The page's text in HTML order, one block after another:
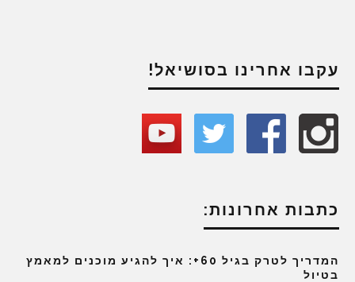
עקבו אחרינו בסושיאל!
כתבות אחרונות:
המדריך לטרק בגיל 60+: איך להגיע מוכנים למאמץ
בטיול